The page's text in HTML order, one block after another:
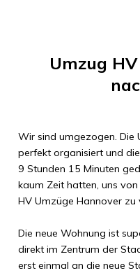
Umzug
Wir sind umgezogen. Die
perfekt organisiert und
9 Stunden 15 Minuten
kaum Zeit hatten, uns
HV Umzüge Hannoverzu
Die neue Wohnung ist
direkt im Zentrum der
erst einmal an die neue